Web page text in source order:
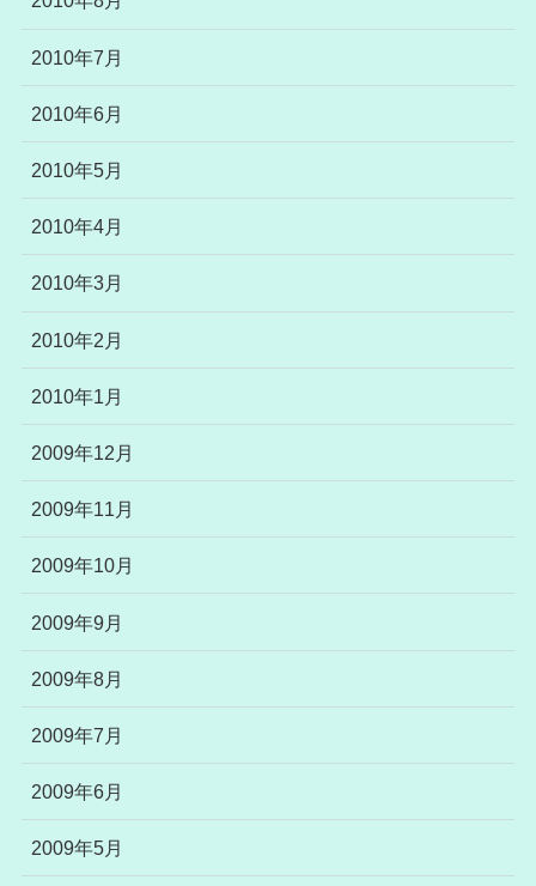
2010年7月
2010年6月
2010年5月
2010年4月
2010年3月
2010年2月
2010年1月
2009年12月
2009年11月
2009年10月
2009年9月
2009年8月
2009年7月
2009年6月
2009年5月